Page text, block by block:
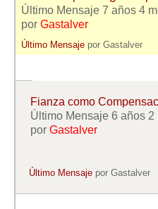
Requerimientos y
Formularios sobre
Requerimientos y
Legislación
Legislación sobre la
Último Mensaje 7 años 4
por Gastalver
Último Mensaje por Gastalver
Fianza como
Último Mensaje 6 años 2
por Gastalver
Último Mensaje porGastalver